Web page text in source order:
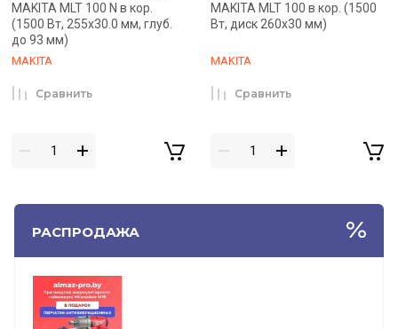
РАСПРОДАЖА
MAKITA MLT 100 N в кор.
(1500 Вт, 255х30.0 мм, глуб.
до 93 мм)
MAKITA
Сравнить
MAKITA MLT 100 в кор. (1500
Вт, диск 260х30 мм)
MAKITA
Сравнить